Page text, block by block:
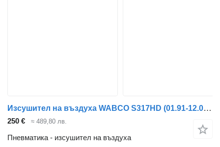
Изсушител на въздуха WABCO S317HD (01.91-12.02) 4324332060 за автобус Setra Series 300 (1991-2002)
250 € ≈ 489,80 лв.
Пневматика - изсушител на въздуха